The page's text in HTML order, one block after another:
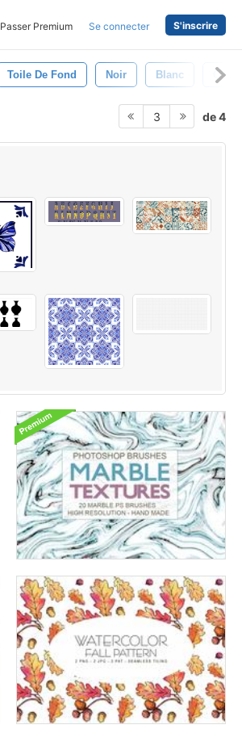
Passer Premium Se connecter S'inscrire
Toile De Fond Noir Blanc
3 de 4